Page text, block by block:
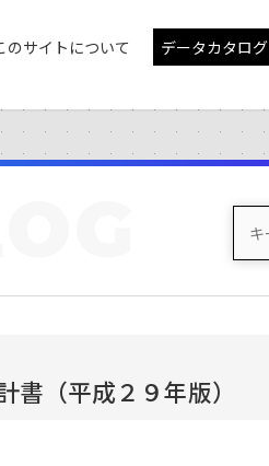
のサイトについて データカタログ
書（平成２９年版）